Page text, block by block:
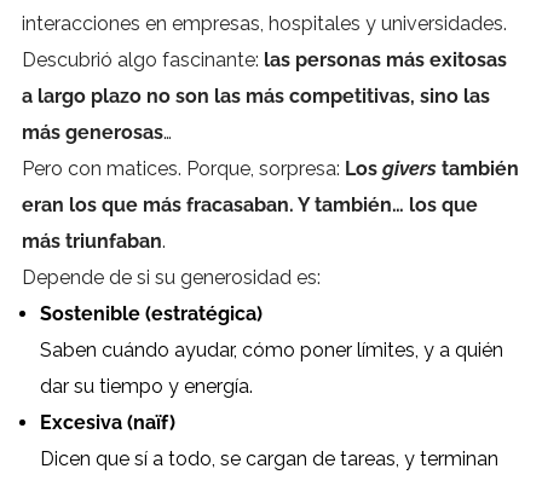
interacciones en empresas, hospitales y universidades.
Descubrió algo fascinante: las personas más exitosas
a largo plazo no son las más competitivas, sino las
más generosas…
Pero con matices. Porque, sorpresa: Los givers también
eran los que más fracasaban. Y también… los que
más triunfaban.
Depende de si su generosidad es:
Sostenible (estratégica)
Saben cuándo ayudar, cómo poner límites, y a quién
dar su tiempo y energía.
Excesiva (naïf)
Dicen que sí a todo, se cargan de tareas, y terminan